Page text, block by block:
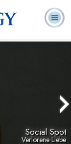
Social Spot
Verlorene Liebe